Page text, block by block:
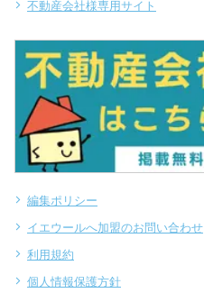
不動産会社様専用サイト
編集ポリシー
イエウールへ加盟のお問い合わせ
利用規約
個人情報保護方針